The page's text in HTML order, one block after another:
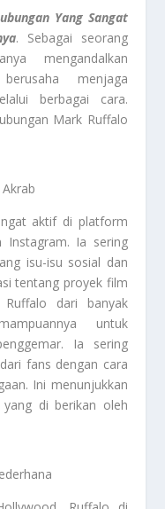
Yang Sangat
. Sebagai seorang
mengandalkan
menjaga
berbagai cara.
Mark Ruffalo
aktif di platform
Instagram. Ia sering
isu-isu sosial dan
tentang proyek film
Ruffalo dari banyak
untuk
Ia sering
fans dengan cara
Ini menunjukkan
di berikan oleh